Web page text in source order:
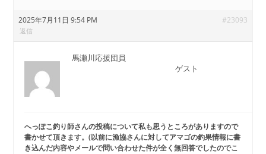
2025年7月11日 9:54 PM #23093
返信
馬瀬川応援団員
ゲスト
へっぽこ釣り師さんの投稿について私も思うところがありますので
書かせて頂きます。(以前に漁協さんに対してアマゴの釣果情報に書
き込んだ内容やメールで問い合わせた件が全く無回答でしたのでこ